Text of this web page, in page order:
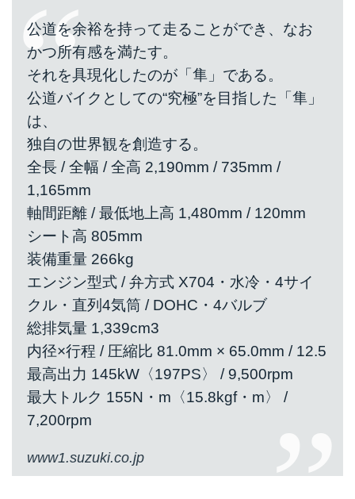
公道を余裕を持って走ることができ、なお
かつ所有感を満たす。
それを具現化したのが「隼」である。
公道バイクとしての“究極”を目指した「隼」
は、
独自の世界観を創造する。
全長 / 全幅 / 全高 2,190mm / 735mm /
1,165mm
軸間距離 / 最低地上高 1,480mm / 120mm
シート高 805mm
装備重量 266kg
エンジン型式 / 弁方式 X704・水冷・4サイ
クル・直列4気筒 / DOHC・4バルブ
総排気量 1,339cm3
内径×行程 / 圧縮比 81.0mm × 65.0mm / 12.5
最高出力 145kW〈197PS〉 / 9,500rpm
最大トルク 155N・m〈15.8kgf・m〉 /
7,200rpm
www1.suzuki.co.jp